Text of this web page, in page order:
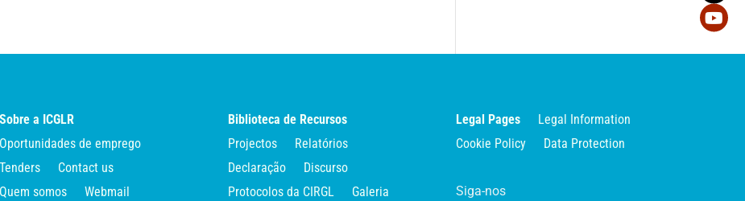
Sobre a ICGLR
Oportunidades de emprego
Tenders
Contact us
Quem somos
Webmail
Biblioteca de Recursos
Projectos
Relatórios
Declaração
Discurso
Protocolos da CIRGL
Galeria
Legal Pages
Legal Information
Cookie Policy
Data Protection
Siga-nos